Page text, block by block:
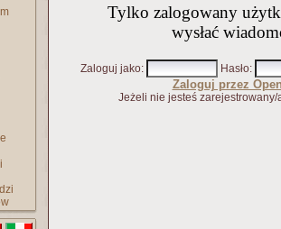
Tylko zalogowany
wysłać
Zaloguj jako: Hasło:
Zaloguj przez
Jeżeli nie jesteś zarejestrowany/